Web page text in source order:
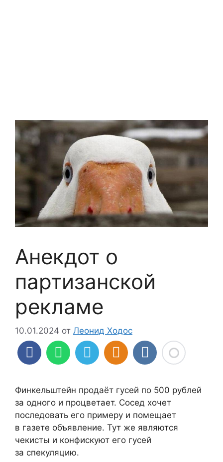
Анекдот о
партизанской
рекламе
10.01.2024 от Леонид Ходос
Финкельштейн продаёт гусей по 500 рублей
за одного и процветает. Сосед хочет
последовать его примеру и помещает
в газете объявление. Тут же являются
чекисты и конфискуют его гусей
за спекуляцию.